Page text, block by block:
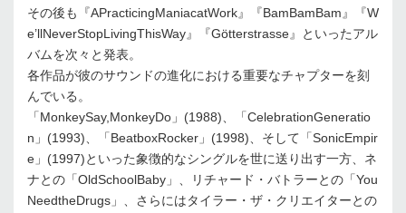
その後も『APracticingManiacatWork』『BamBamBam』『W
e’llNeverStopLivingThisWay』『Götterstrasse』といったアル
バムを次々と発表。
各作品が彼のサウンドの進化における重要なチャプターを刻
んでいる。
「MonkeySay,MonkeyDo」(1988)、「CelebrationGeneratio
n」(1993)、「BeatboxRocker」(1998)、そして「SonicEmpir
e」(1997)といった象徴的なシングルを世に送り出す一方、ネ
ナとの「OldSchoolBaby」、リチャード・バトラーとの「You
NeedtheDrugs」、さらにはタイラー・ザ・クリエイターとの